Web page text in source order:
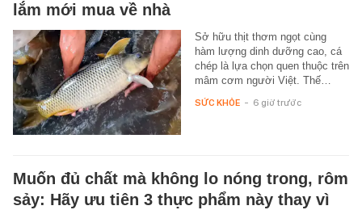
lắm mới mua về nhà
Sở hữu thịt thơm ngọt cùng
hàm lượng dinh dưỡng cao, cá
chép là lựa chọn quen thuộc trên
mâm cơm người Việt. Thế…
SỨC KHỎE - 6 giờ trước
Muốn đủ chất mà không lo nóng trong, rôm
sảy: Hãy ưu tiên 3 thực phẩm này thay vì